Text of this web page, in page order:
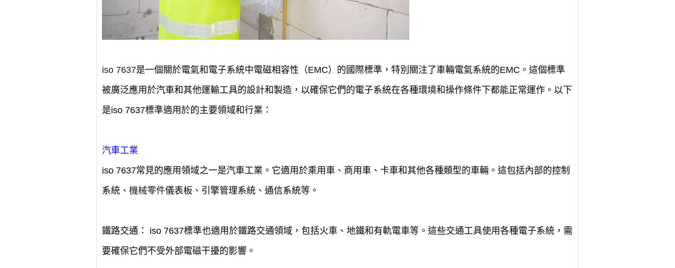
iso 7637是一個關於電氣和電子系統中電磁相容性（EMC）的國際標準，特別關注了車輛電氣系統的EMC。這個標準
被廣泛應用於汽車和其他運輸工具的設計和製造，以確保它們的電子系統在各種環境和操作條件下都能正常運作。以下
是iso 7637標準適用於的主要領域和行業：
汽車工業
iso 7637常見的應用領域之一是汽車工業。它適用於乘用車、商用車、卡車和其他各種類型的車輛。這包括內部的控制
系統、 機械零件儀表板、引擎管理系統、通信系統等。
鐵路交通： iso 7637標準也適用於鐵路交通領域，包括火車、地鐵和有軌電車等。這些交通工具使用各種電子系統，需
要確保它們不受外部電磁干擾的影響。